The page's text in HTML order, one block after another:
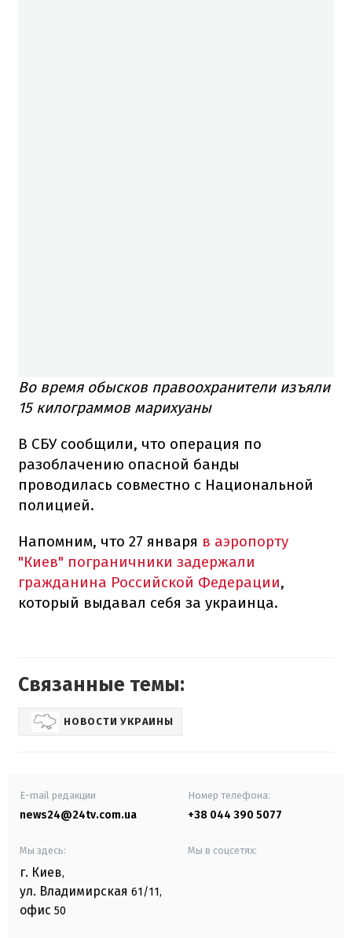
Во время обысков правоохранители изъяли
15 килограммов марихуаны
В СБУ сообщили, что операция по
разоблачению опасной банды
проводилась совместно с Национальной
полицией.
Напомним, что 27 января в аэропорту
"Киев" пограничники задержали
гражданина Российской Федерации,
который выдавал себя за украинца.
Связанные темы:
НОВОСТИ УКРАИНЫ
E-mail редакции
news24@24tv.com.ua
Номер телефона:
+38 044 390 5077
Мы здесь:
г. Киев,
ул. Владимирская 61/11,
офис 50
Мы в соцсетях: